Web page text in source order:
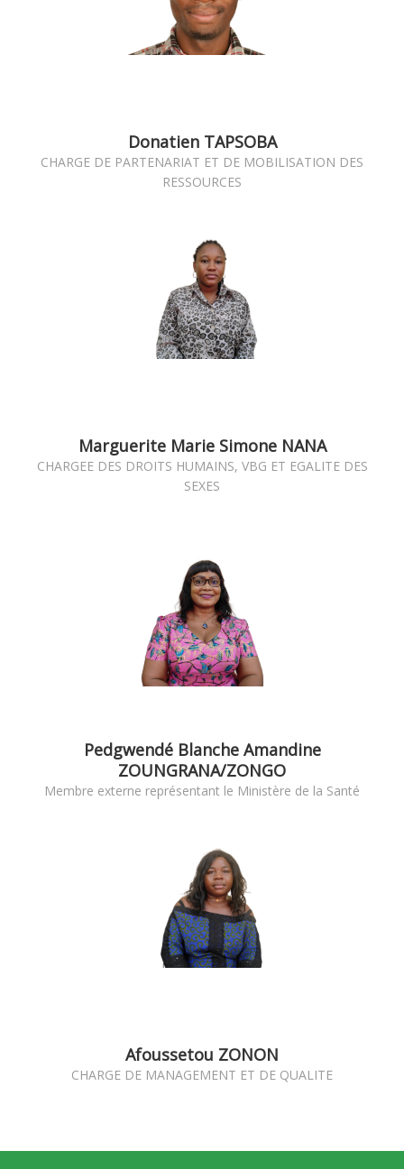
Donatien TAPSOBA
CHARGE DE PARTENARIAT ET DE MOBILISATION DES
RESSOURCES
Marguerite Marie Simone NANA
CHARGEE DES DROITS HUMAINS, VBG ET EGALITE DES
SEXES
Pedgwendé Blanche Amandine
ZOUNGRANA/ZONGO
Membre externe représentant le Ministère de la Santé
Afoussetou ZONON
CHARGE DE MANAGEMENT ET DE QUALITE